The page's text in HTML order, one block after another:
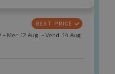
Mer. 12 Aug. - Vend. 14 Aug.